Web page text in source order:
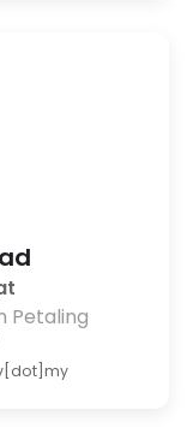
Petaling